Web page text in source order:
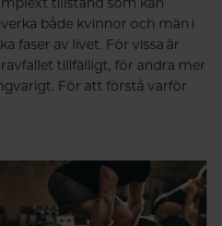
både kvinnor och män i
faser av livet. För vissa är
tillfälligt, för andra mer
För att förstå varför
hårsäckarna.